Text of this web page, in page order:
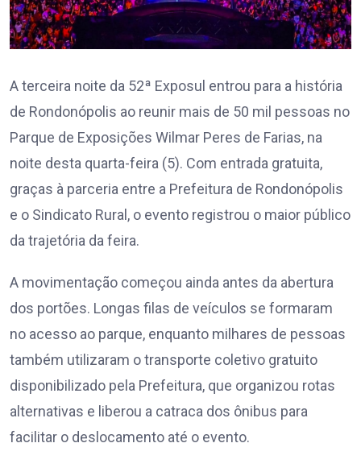
A terceira noite da 52ª Exposul entrou para a história
de Rondonópolis ao reunir mais de 50 mil pessoas no
Parque de Exposições Wilmar Peres de Farias, na
noite desta quarta-feira (5). Com entrada gratuita,
graças à parceria entre a Prefeitura de Rondonópolis
e o Sindicato Rural, o evento registrou o maior público
da trajetória da feira.
A movimentação começou ainda antes da abertura
dos portões. Longas filas de veículos se formaram
no acesso ao parque, enquanto milhares de pessoas
também utilizaram o transporte coletivo gratuito
disponibilizado pela Prefeitura, que organizou rotas
alternativas e liberou a catraca dos ônibus para
facilitar o deslocamento até o evento.